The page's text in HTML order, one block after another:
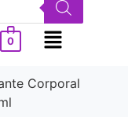
0
Corporal